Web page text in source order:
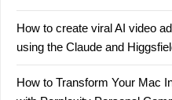
How to create viral AI video
using the Claude and
How to Transform Your Mac